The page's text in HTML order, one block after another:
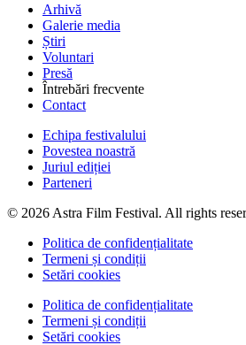
Arhivă
Galerie media
Știri
Voluntari
Presă
Întrebări frecvente
Contact
Echipa festivalului
Povestea noastră
Juriul ediției
Parteneri
© 2026 Astra Film Festival. All rights
Politica de confidențialitate
Termeni și condiții
Setări cookies
Politica de confidențialitate
Termeni și condiții
Setări cookies